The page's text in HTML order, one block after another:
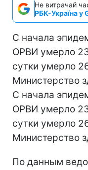
Не витрачай
РБК-Україна у
С начала
ОРВИ умерло
сутки умерло
Министерство
С начала
ОРВИ умерло
сутки умерло
Министерство
По данным